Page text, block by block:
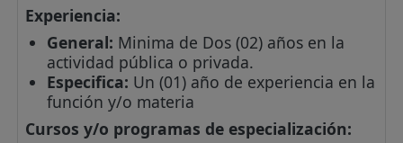
Experiencia:
General: Minima de Dos (02) años en la
actividad pública o privada.
Especifica: Un (01) año de experiencia en la
función y/o materia
Cursos y/o programas de especialización: